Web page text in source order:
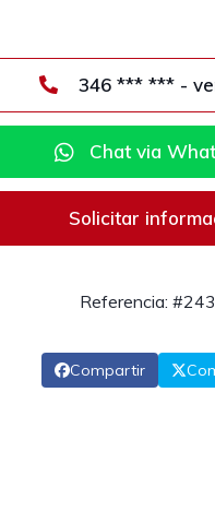
346
Chat via
Solicitar
Referencia:
Compartir